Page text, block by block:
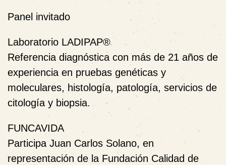
Panel invitado
Laboratorio LADIPAP®
Referencia diagnóstica con más de 21 años de
experiencia en pruebas genéticas y
moleculares, histología, patología, servicios de
citología y biopsia.
FUNCAVIDA
Participa Juan Carlos Solano, en
representación de la Fundación Calidad de